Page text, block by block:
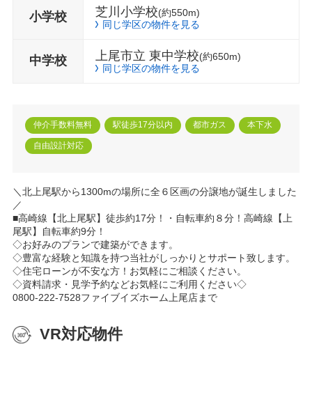
小学校 芝川小学校(約550m)
同じ学区の物件を見る
中学校 上尾市立 東中学校(約650m)
同じ学区の物件を見る
仲介手数料無料 駅徒歩17分以内 都市ガス 本下水
自由設計対応
＼北上尾駅から1300mの場所に全６区画の分譲地が誕生しました
／
■高崎線【北上尾駅】徒歩約17分！・自転車約８分！高崎線【上
尾駅】自転車約9分！
◇お好みのプランで建築ができます。
◇豊富な経験と知識を持つ当社がしっかりとサポート致します。
◇住宅ローンが不安な方！お気軽にご相談ください。
◇資料請求・見学予約などお気軽にご利用ください◇
0800-222-7528ファイブイズホーム上尾店まで
VR対応物件